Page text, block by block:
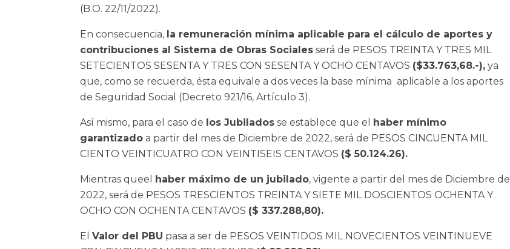
(B.O. 22/11/2022).
En consecuencia, la remuneración mínima aplicable para el cálculo de aportes y
contribuciones al Sistema de Obras Sociales será de PESOS TREINTA Y TRES MIL
SETECIENTOS SESENTA Y TRES CON SESENTA Y OCHO CENTAVOS ($33.763,68.-), ya
que, como se recuerda, ésta equivale a dos veces la base mínima aplicable a los aportes
de Seguridad Social (Decreto 921/16, Artículo 3).
Así mismo, para el caso de los Jubilados se establece que el
haber mínimo
garantizado a partir del mes de Diciembre de 2022, será de PESOS CINCUENTA MIL
CIENTO VEINTICUATRO CON VEINTISEIS CENTAVOS ($ 50.124.26).
Mientras queel haber máximo de un jubilado, vigente a partir del mes de Diciembre de
2022, será de PESOS TRESCIENTOS TREINTA Y SIETE MIL DOSCIENTOS OCHENTA Y
OCHO CON OCHENTA CENTAVOS ($ 337.288,80).
El Valor del PBU pasa a ser de PESOS VEINTIDOS MIL NOVECIENTOS VEINTINUEVE